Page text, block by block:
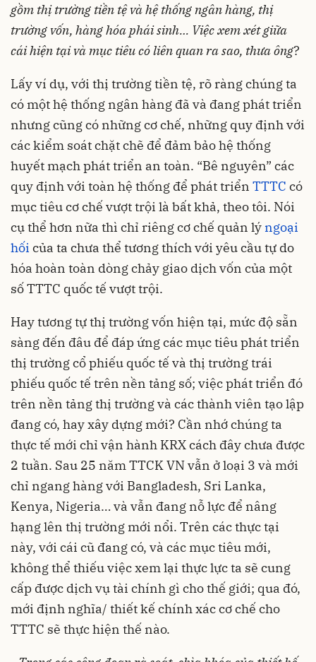
gồm thị trường tiền tệ và hệ thống ngân hàng, thị
trường vốn, hàng hóa phái sinh… Việc xem xét giữa
cái hiện tại và mục tiêu có liên quan ra sao, thưa ông?
Lấy ví dụ, với thị trường tiền tệ, rõ ràng chúng ta
có một hệ thống ngân hàng đã và đang phát triển
nhưng cũng có những cơ chế, những quy định với
các kiểm soát chặt chẽ để đảm bảo hệ thống
huyết mạch phát triển an toàn. “Bê nguyên” các
quy định với toàn hệ thống để phát triển TTTC có
mục tiêu cơ chế vượt trội là bất khả, theo tôi. Nói
cụ thể hơn nữa thì chỉ riêng cơ chế quản lýngoại
hối của ta chưa thể tương thích với yêu cầu tự do
hóa hoàn toàn dòng chảy giao dịch vốn của một
số TTTC quốc tế vượt trội.
Hay tương tự thị trường vốn hiện tại, mức độ sẵn
sàng đến đâu để đáp ứng các mục tiêu phát triển
thị trường cổ phiếu quốc tế và thị trường trái
phiếu quốc tế trên nền tảng số; việc phát triển đó
trên nền tảng thị trường và các thành viên tạo lập
đang có, hay xây dựng mới? Cần nhớ chúng ta
thực tế mới chỉ vận hành KRX cách đây chưa được
2 tuần. Sau 25 năm TTCK VN vẫn ở loại 3 và mới
chỉ ngang hàng với Bangladesh, Sri Lanka,
Kenya, Nigeria… và vẫn đang nỗ lực để nâng
hạng lên thị trường mới nổi. Trên các thực tại
này, với cái cũ đang có, và các mục tiêu mới,
không thể thiếu việc xem lại thực lực ta sẽ cung
cấp được dịch vụ tài chính gì cho thế giới; qua đó,
mới định nghĩa/ thiết kế chính xác cơ chế cho
TTTC sẽ thực hiện thế nào.